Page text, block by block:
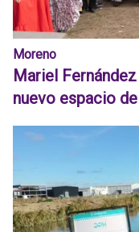
Moreno
Mariel
nuevo espacio